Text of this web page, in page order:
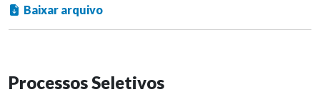
Baixar arquivo
Processos Seletivos